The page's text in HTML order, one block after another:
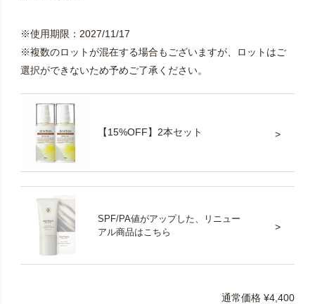
※使用期限：2027/11/17
※複数のロットが混在する場合もございますが、ロットはご
選択ができないため予めご了承ください。
【15%OFF】2本セット
SPF/PA値がアップした、リニュー
アル商品はこちら
通常価格 ¥4,400